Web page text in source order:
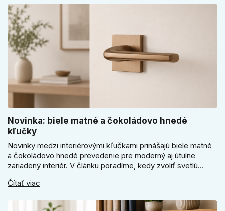
Novinka: biele matné a čokoládovo hnedé
kľučky
Novinky medzi interiérovými kľučkami prinášajú biele matné
a čokoládovo hnedé prevedenie pre moderný aj útulne
zariadený interiér. V článku poradíme, kedy zvoliť svetlú
ako vyberať medzi okrúhlym a štvorcovým štítom. Nové
Čítať viac